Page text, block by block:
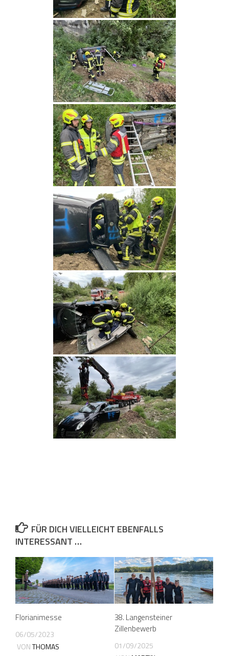
FÜR DICH VIELLEICHT EBENFALLS
INTERESSANT …
Florianimesse
06/05/2023
VONTHOMAS
38. Langensteiner
Zillenbewerb
01/09/2025